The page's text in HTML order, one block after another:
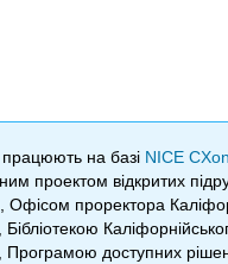
працюють на базі NICE
проектом відкритих
Офісом проректора
Бібліотекою
Програмою доступних